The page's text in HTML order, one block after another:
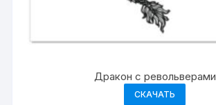
Дракон с револьверами
СКАЧАТЬ